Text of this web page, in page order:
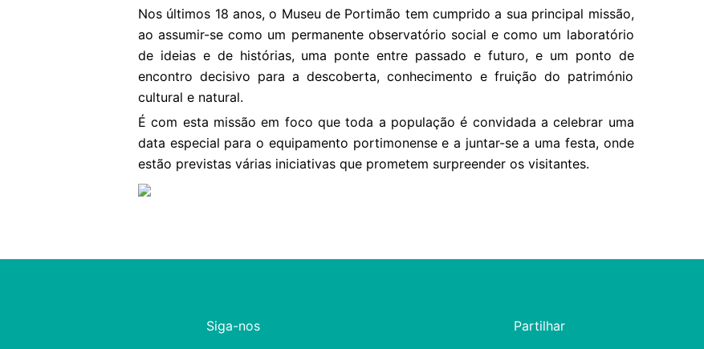
Nos últimos 18 anos, o Museu de Portimão tem cumprido a sua principal missão,
ao assumir-se como um permanente observatório social e como um laboratório
de ideias e de histórias, uma ponte entre passado e futuro, e um ponto de
encontro decisivo para a descoberta, conhecimento e fruição do património
cultural e natural.
É com esta missão em foco que toda a população é convidada a celebrar uma
data especial para o equipamento portimonense e a juntar-se a uma festa, onde
estão previstas várias iniciativas que prometem surpreender os visitantes.
Siga-nos Partilhar